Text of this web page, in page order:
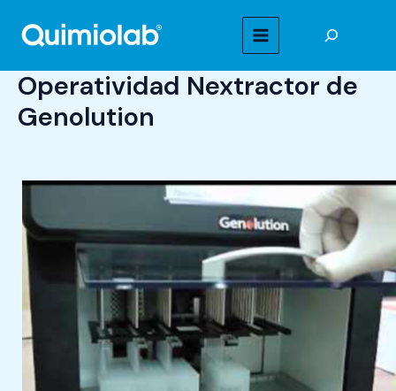
contenido
MAIN
MENU
Operatividad Nextractor de
Genolution